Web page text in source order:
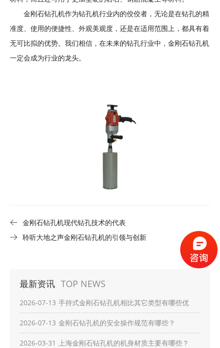
金刚石钻孔机作为钻孔机行业内的佼佼者，无论是在钻孔的精
准度、使用的便捷性、外观美观度，还是在适用范围上，都具有着
无可比拟的优势。我们相信，在未来的钻孔行业中，金刚石钻孔机
一定会成为行业的龙头。
金刚石钻孔机现代钻孔技术的代表
聆听大地之声金刚石钻孔机的引领与创新
最新资讯 TOP NEWS
2026-07-13 手持式金刚石钻孔机相比其它类型有哪些优
势？
2026-07-13 金刚石钻孔机的安全操作规范有哪些？
2026-03-31 上海金刚石钻孔机的机身材质主要有哪些？